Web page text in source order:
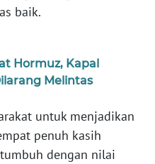
baik.
Hormuz, Kapal
Melintas
untuk menjadikan
penuh kasih
dengan nilai